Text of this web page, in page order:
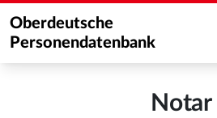
Oberdeutsche
Personendatenbank
Notar